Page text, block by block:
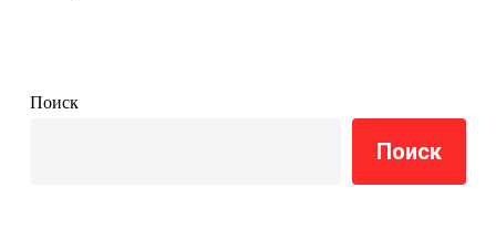
Поиск
Поиск